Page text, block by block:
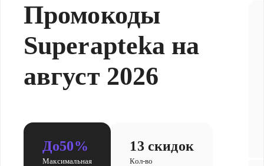
Промокоды
Superapteka на
август 2026
До50%
Максимальная
13 скидок
Кол-во